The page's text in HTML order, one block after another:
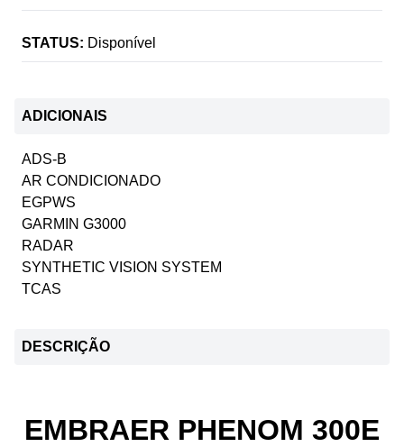
STATUS: Disponível
ADICIONAIS
ADS-B
AR CONDICIONADO
EGPWS
GARMIN G3000
RADAR
SYNTHETIC VISION SYSTEM
TCAS
DESCRIÇÃO
EMBRAER PHENOM 300E